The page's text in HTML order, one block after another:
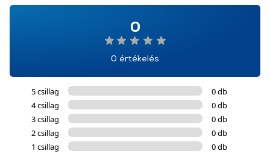
0
0 értékelés
5 csillag
0 db
4 csillag
0 db
3 csillag
0 db
2 csillag
0 db
1 csillag
0 db